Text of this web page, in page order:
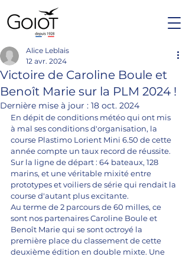
Victoire de Caroline Boule et
Benoît Marie sur la PLM 2024 !
Alice Leblais
12 avr. 2024
Dernière mise à jour : 18 oct. 2024
En dépit de conditions météo qui ont mis
à mal ses conditions d'organisation, la
course Plastimo Lorient Mini 6.50 de cette
année compte un taux record de réussite.
Sur la ligne de départ : 64 bateaux, 128
marins, et une véritable mixité entre
prototypes et voiliers de série qui rendait la
course d'autant plus excitante.
Au terme de 2 parcours de 60 milles, ce
sont nos partenaires Caroline Boule et
Benoît Marie qui se sont octroyé la
première place du classement de cette
deuxième édition en double mixte. Une